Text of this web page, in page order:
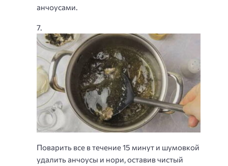
анчоусами.
Поварить все в течение 15 минут и шумовкой
удалить анчоусы и нори, оставив чистый